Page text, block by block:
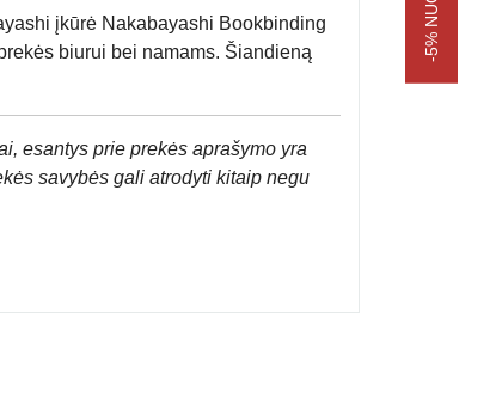
įkūrė Nakabayashi Bookbinding
biurui bei namams. Šiandieną
esantys prie prekės aprašymo yra
savybės gali atrodyti kitaip negu